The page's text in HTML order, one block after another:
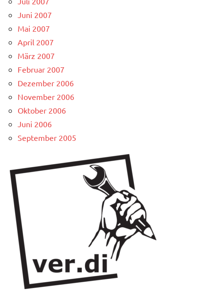
Juni 2007
Mai 2007
April 2007
März 2007
Februar 2007
Dezember 2006
November 2006
Oktober 2006
Juni 2006
September 2005